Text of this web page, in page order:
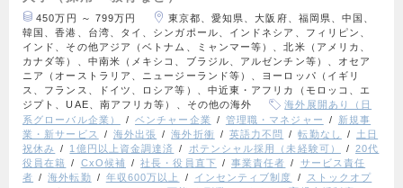
450万円 ～ 799万円
東京都、愛知県、大阪府、福岡県、中国、
韓国、香港、台湾、タイ、シンガポール、インドネシア、フィリピン、
インド、その他アジア（ベトナム、ミャンマー等）、北米（アメリカ、
カナダ等）、中南米（メキシコ、ブラジル、アルゼンチン等）、オセア
ニア（オーストラリア、ニュージーランド等）、ヨーロッパ（イギリ
ス、フランス、ドイツ、ロシア等）、中近東・アフリカ（モロッコ、エ
ジプト、UAE、南アフリカ等）、その他の海外
海外展開あり（日
系グローバル企業）
ベンチャー企業 管理職・マネジャー
新規事
業・新サービス
海外出張 海外折衝 英語力不問 転勤なし
土日
祝休み
1億円以上資金調達済 ポテンシャル採用（未経験可）
20代
役員在籍
CxO候補 社長・役員直下 事業責任者
サービス責任
者
海外転勤 年収600万以上 インセンティブ制度
ストックオプ